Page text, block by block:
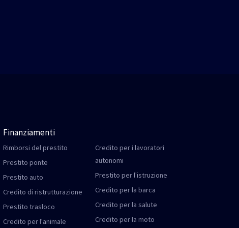
Finanziamenti
Rimborsi del prestito
Prestito ponte
Prestito auto
Credito di ristrutturazione
Prestito trasloco
Credito per l'animale
Credito per i lavoratori
autonomi
Prestito per l'istruzione
Credito per la barca
Credito per la salute
Credito per la moto